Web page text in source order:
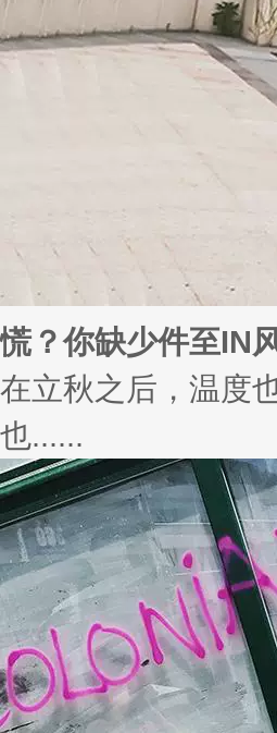
大码女装厂 每年
最近，小编走访了